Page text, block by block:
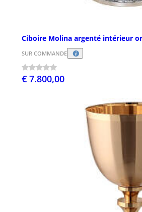
Ciboire Molina argenté intérieur
SUR COMMANDE
€ 7.800,00